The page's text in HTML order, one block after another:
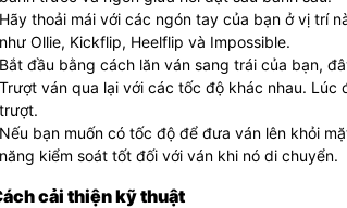
thoải mái với các ngón tay của bạn ở vị trí
Ollie, Kickflip, Heelflip và Impossible.
đầu bằng cách lăn ván sang trái của bạn,
ván qua lại với các tốc độ khác nhau. Lúc
bạn muốn có tốc độ để đưa ván lên khỏi
kiểm soát tốt đối với ván khi nó di chuyển.
cải thiện kỹ thuật